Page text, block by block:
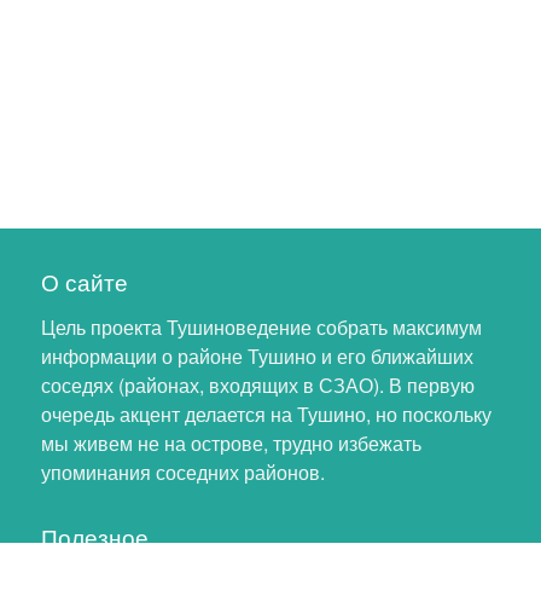
О сайте
Цель проекта Тушиноведение собрать максимум
информации о районе Тушино и его ближайших
соседях (районах, входящих в СЗАО). В первую
очередь акцент делается на Тушино, но поскольку
мы живем не на острове, трудно избежать
упоминания соседних районов.
Полезное